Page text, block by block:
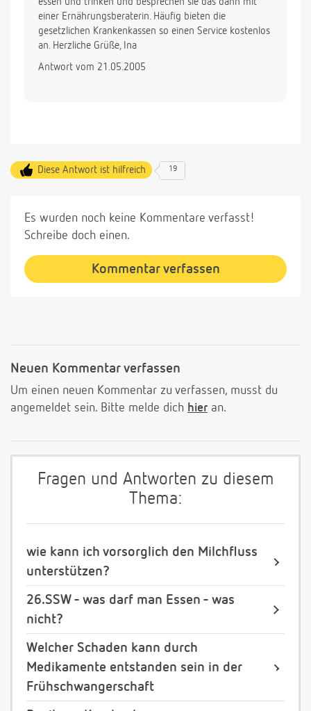
einer Ernährungsberaterin. Häufig bieten die
gesetzlichen Krankenkassen so einen Service kostenlos
an. Herzliche Grüße, Ina
Antwort vom 21.05.2005
Diese Antwort ist hilfreich 19
Es wurden noch keine Kommentare verfasst!
Schreibe doch einen.
Kommentar verfassen
Neuen Kommentar verfassen
Um einen neuen Kommentar zu verfassen, musst du
angemeldet sein. Bitte melde dich hier an.
Fragen und Antworten zu diesem
Thema:
wie kann ich vorsorglich den Milchfluss
unterstützen?
26.SSW - was darf man Essen - was
nicht?
Welcher Schaden kann durch
Medikamente entstanden sein in der
Frühschwangerschaft